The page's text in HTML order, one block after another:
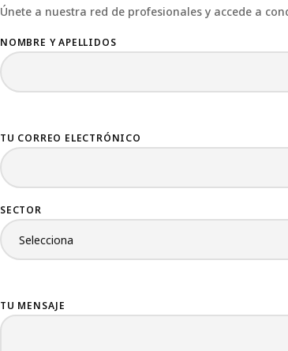
Únete a nuestra red de profesionales y accede a
NOMBRE Y APELLIDOS
TU CORREO ELECTRÓNICO
SECTOR
TU MENSAJE